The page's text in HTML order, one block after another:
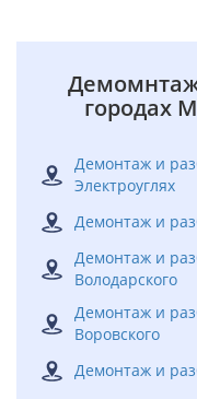
городах
Демонтаж и
Электроуглях
Демонтаж и
Демонтаж и
Володарского
Демонтаж и
Воровского
Демонтаж и